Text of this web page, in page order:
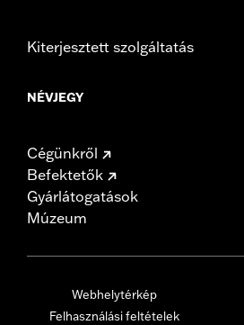
Kiterjesztett szolgáltatás
NÉVJEGY
Cégünkről
Befektetők
Gyárlátogatások
Múzeum
Webhelytérkép
Felhasználási feltételek